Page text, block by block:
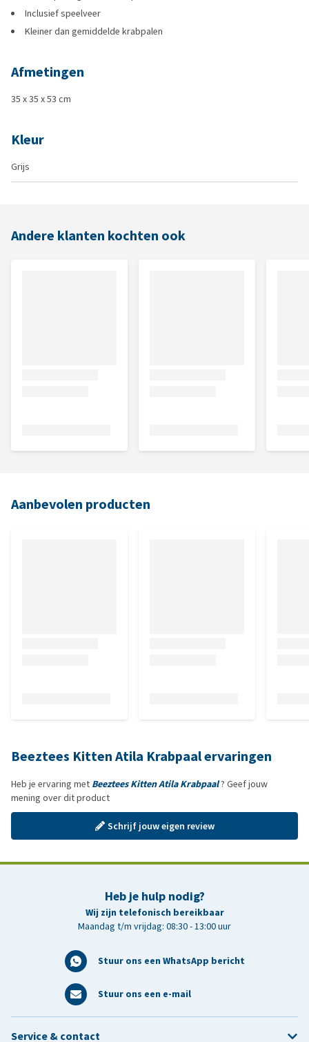
Inclusief speelveer
Kleiner dan gemiddelde krabpalen
Afmetingen
35 x 35 x 53 cm
Kleur
Grijs
Andere klanten kochten ook
Aanbevolen producten
Beeztees Kitten Atila Krabpaal ervaringen
Heb je ervaring met Beeztees Kitten Atila Krabpaal? Geef jouw
mening over dit product
Schrijf jouw eigen review
Heb je hulp nodig?
Wij zijn telefonisch bereikbaar
Maandag t/m vrijdag: 08:30 - 13:00 uur
Stuur ons een WhatsApp bericht
Stuur ons een e-mail
Service & contact